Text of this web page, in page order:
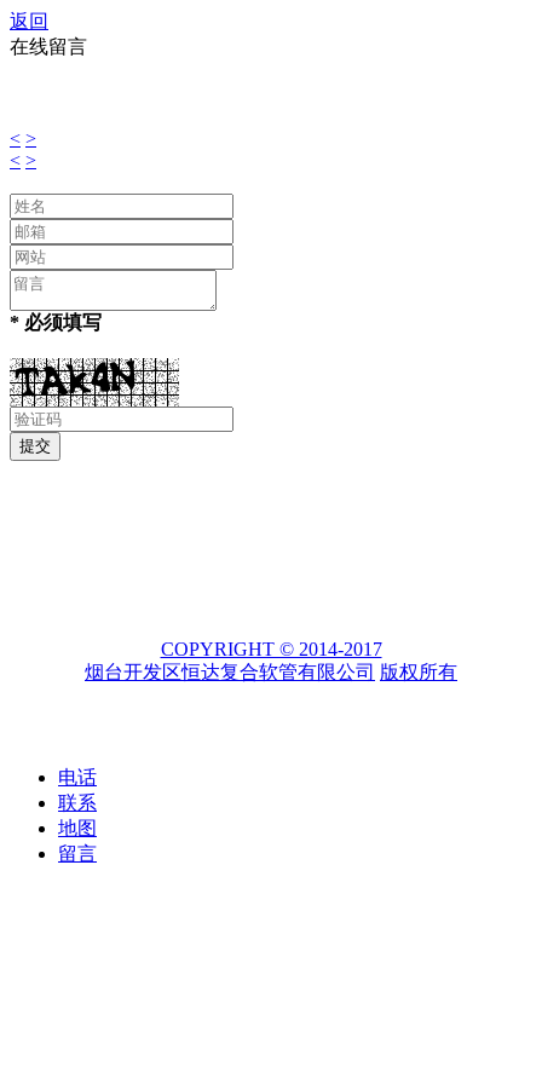
返回
在线留言
< >
< >
* 必须填写
COPYRIGHT © 2014-2017
烟台开发区恒达复合软管有限公司 版权所有
电话
联系
地图
留言